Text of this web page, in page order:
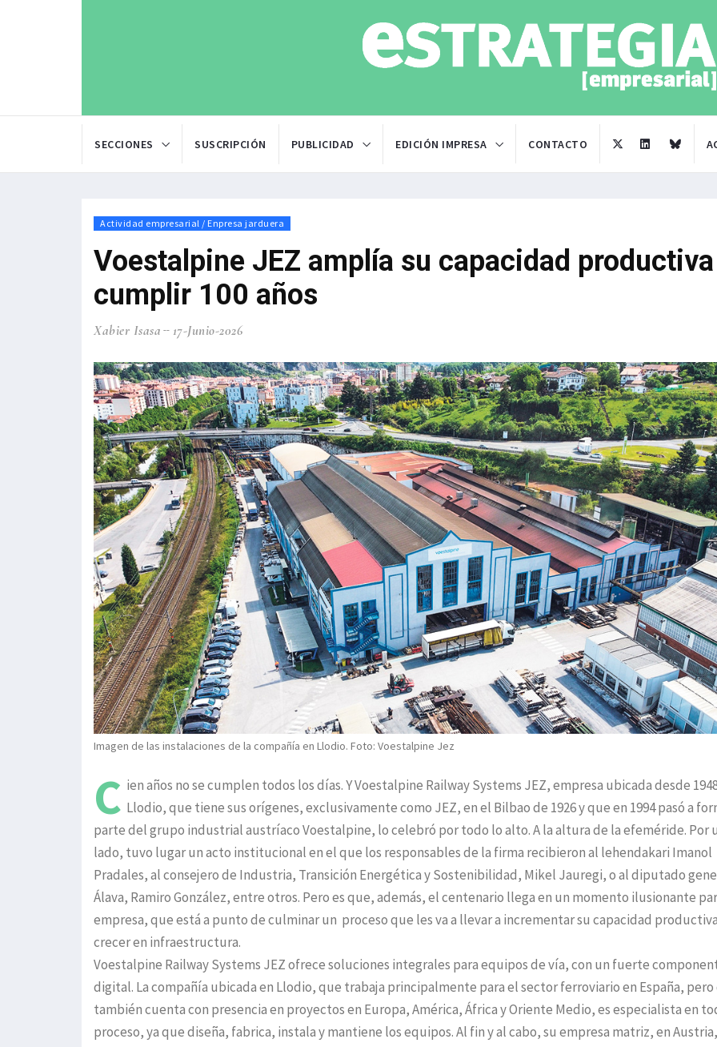
SECCIONES SUSCRIPCIÓN PUBLICIDAD EDICIÓN IMPRESA CONTACTO
Actividad empresarial / Enpresa jarduera
Voestalpine JEZ amplía su capacidad
cumplir 100 años
Xabier Isasa 17-Junio-2026
Imagen de las instalaciones de la compañía en Llodio. Foto: Voestalpine Jez
C ien años no se cumplen todos los días. Y Voestalpine Railway Systems JEZ, empresa ubicada desde
Llodio, que tiene sus orígenes, exclusivamente como JEZ, en el Bilbao de 1926 y que en 1994 pasó a
parte del grupo industrial austríaco Voestalpine, lo celebró por todo lo alto. A la altura de la efeméride. Por
lado, tuvo lugar un acto institucional en el que los responsables de la firma recibieron al lehendakari Imanol
Pradales, al consejero de Industria, Transición Energética y Sostenibilidad, Mikel Jauregi, o al diputado
Álava, Ramiro González, entre otros. Pero es que, además, el centenario llega en un momento ilusionante
empresa, que está a punto de culminar un proceso que les va a llevar a incrementar su capacidad
crecer en infraestructura.
Voestalpine Railway Systems JEZ ofrece soluciones integrales para equipos de vía, con un fuerte
digital. La compañía ubicada en Llodio, que trabaja principalmente para el sector ferroviario en España, pero
también cuenta con presencia en proyectos en Europa, América, África y Oriente Medio, es especialista en
proceso, ya que diseña, fabrica, instala y mantiene los equipos. Al fin y al cabo, su empresa matriz, en Austria,